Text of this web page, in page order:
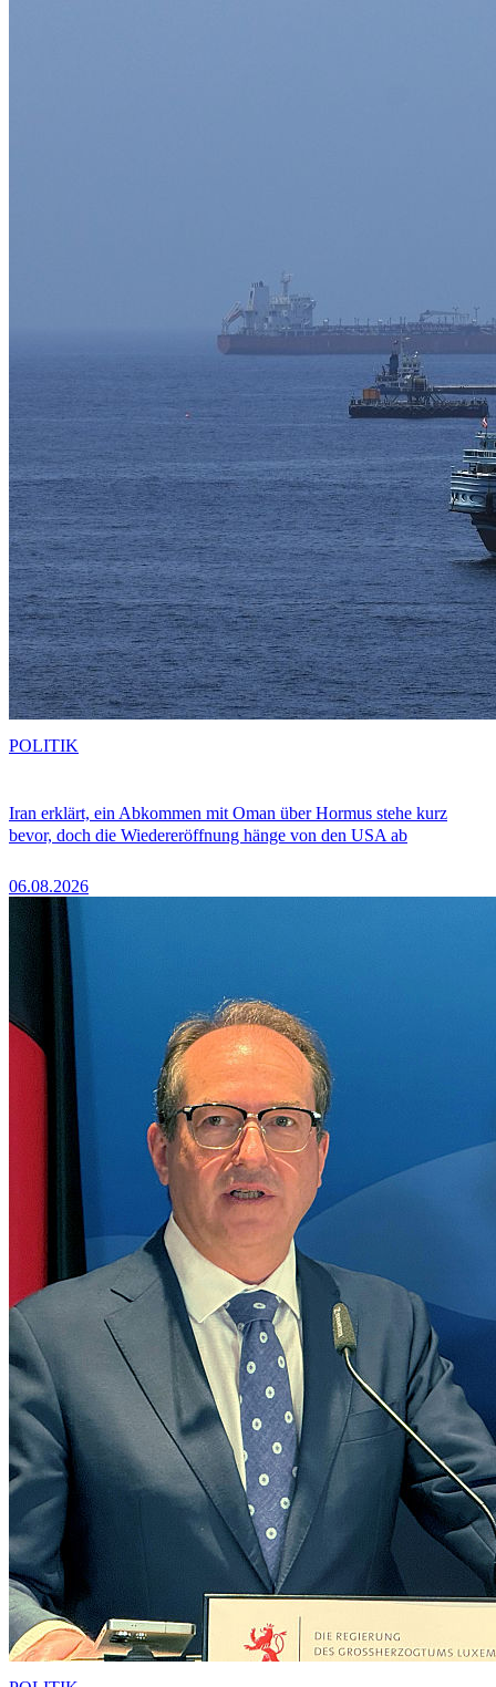
Iran erklärt, ein Abkommen mit Oman über Hormus stehe kurz
bevor, doch die Wiedereröffnung hänge von den USA ab
06.08.2026
POLITIK